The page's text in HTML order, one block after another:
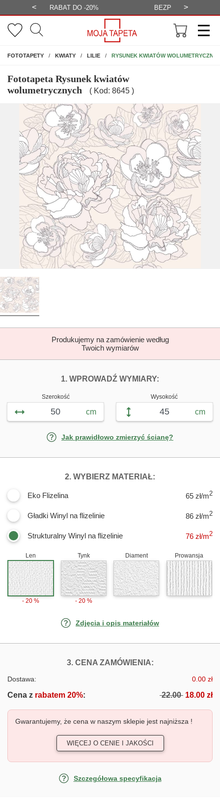
< BEZPŁATNA WIZUALIZACJA >
FOTOTAPETYNA ŚCIANĘ
KWIATY LILIE RYSUNEK KWIATÓW
Fototapeta Rysunek kwiatów
wolumetrycznych
( Kod: 8645 )
Produkujemy na zamówienie według
Twoich wymiarów
1. WPROWADŹ WYMIARY:
Szerokość
cm
Wysokość
cm
Jak prawidłowo zmierzyć ścianę?
2. WYBIERZ MATERIAŁ:
Eko Flizelina 65 zł/m2
Gładki Winyl na flizelinie 86 zł/m2
Strukturalny Winyl na flizelinie 76 zł/m2
Len
- 20 %
Tynk
- 20 %
Diament Prowansja
Zdjęcia i opis materiałów
3. CENA ZAMÓWIENIA:FOTOTAPETY
Dostawa: 0.00 zł
Cena z rabatem 20%: 22.00 18.00 zł
Gwarantujemy, że cena w naszym sklepie jest najniższa !
WIĘCEJ O CENIE I JAKOŚCI
Szczegółowa specyfikacja